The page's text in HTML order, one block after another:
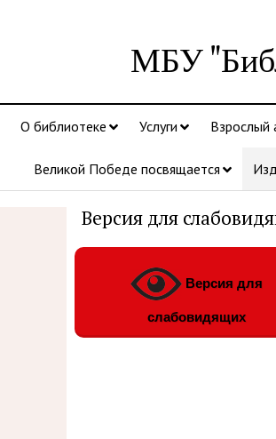
МБУ
О библиотеке Услуги Взрослый
Великой Победе посвящается
Версия для
Версия для
слабовидящих